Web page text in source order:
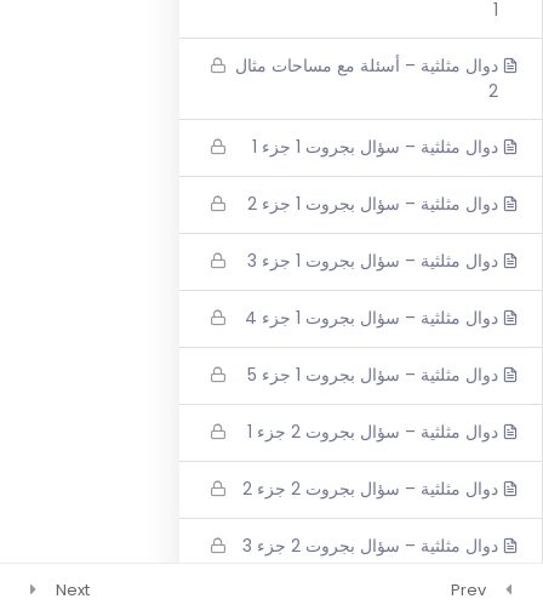
1
دوال مثلثية – أسئلة مع مساحات مثال
2
دوال مثلثية – سؤال بجروت 1 جزء 1
دوال مثلثية – سؤال بجروت 1 جزء 2
دوال مثلثية – سؤال بجروت 1 جزء 3
دوال مثلثية – سؤال بجروت 1 جزء 4
دوال مثلثية – سؤال بجروت 1 جزء 5
دوال مثلثية – سؤال بجروت 2 جزء 1
دوال مثلثية – سؤال بجروت 2 جزء 2
دوال مثلثية – سؤال بجروت 2 جزء 3
دوال مثلثية – سؤال بجروت 2 جزء 4
Prev
Next
بچروت 3 وحدات 1 اشهر
رياضيات 5 وحدات 3 اشهر
رياضيات 4 وحدات 3 اشهر
فيزياء 3 اشهر